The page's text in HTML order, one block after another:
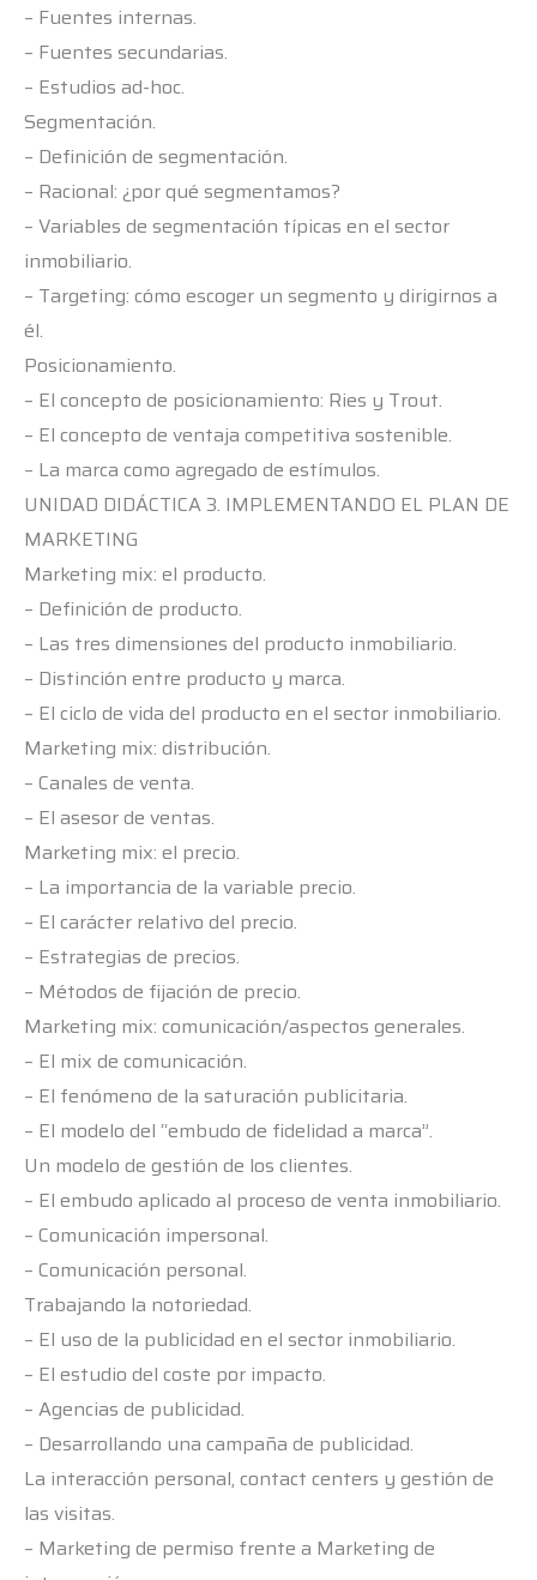
– Fuentes internas.
– Fuentes secundarias.
– Estudios ad-hoc.
Segmentación.
– Definición de segmentación.
– Racional: ¿por qué segmentamos?
– Variables de segmentación típicas en el sector
inmobiliario.
– Targeting: cómo escoger un segmento y dirigirnos a
él.
Posicionamiento.
– El concepto de posicionamiento: Ries y Trout.
– El concepto de ventaja competitiva sostenible.
– La marca como agregado de estímulos.
UNIDAD DIDÁCTICA 3. IMPLEMENTANDO EL PLAN DE
MARKETING
Marketing mix: el producto.
– Definición de producto.
– Las tres dimensiones del producto inmobiliario.
– Distinción entre producto y marca.
– El ciclo de vida del producto en el sector inmobiliario.
Marketing mix: distribución.
– Canales de venta.
– El asesor de ventas.
Marketing mix: el precio.
– La importancia de la variable precio.
– El carácter relativo del precio.
– Estrategias de precios.
– Métodos de fijación de precio.
Marketing mix: comunicación/aspectos generales.
– El mix de comunicación.
– El fenómeno de la saturación publicitaria.
– El modelo del “embudo de fidelidad a marca”.
Un modelo de gestión de los clientes.
– El embudo aplicado al proceso de venta inmobiliario.
– Comunicación impersonal.
– Comunicación personal.
Trabajando la notoriedad.
– El uso de la publicidad en el sector inmobiliario.
– El estudio del coste por impacto.
– Agencias de publicidad.
– Desarrollando una campaña de publicidad.
La interacción personal, contact centers y gestión de
las visitas.
– Marketing de permiso frente a Marketing de